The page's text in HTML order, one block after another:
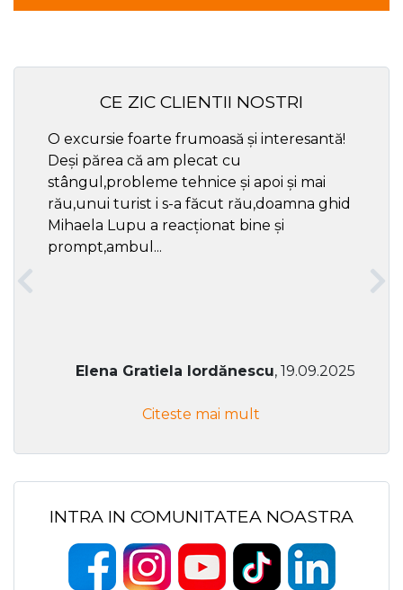
CE ZIC CLIENTII NOSTRI
O excursie foarte frumoasă și interesantă!
Deși părea că am plecat cu
stângul,probleme tehnice și apoi și mai
rău,unui turist i s-a făcut rău,doamna ghid
Mihaela Lupu a reacționat bine și
prompt,ambul...
Elena Gratiela Iordănescu, 19.09.2025
Citeste mai mult
INTRA IN COMUNITATEA NOASTRA